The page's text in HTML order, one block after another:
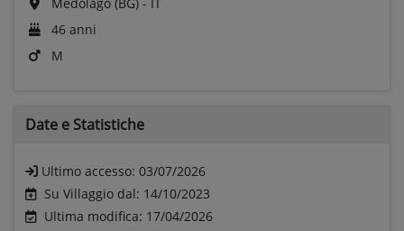
46 anni
M
Date e Statistiche
Ultimo accesso: 03/07/2026
Su Villaggio dal: 14/10/2023
Ultima modifica: 17/04/2026